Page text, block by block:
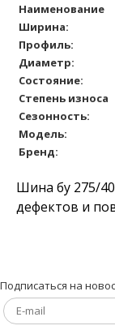
Наименование
Ширина:
Профиль:
Диаметр:
Состояние:
Степень износа
Сезонность:
Модель:
Бренд:
Шина бу 275/
дефектов и
Подписаться на